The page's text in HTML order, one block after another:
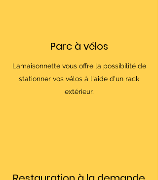
Parc à vélos
Lamaisonnette vous offre la possibilité de
stationner vos vélos à l'aide d'un rack
extérieur.